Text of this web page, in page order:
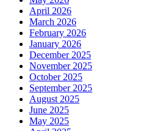
April 2026
March 2026
February 2026
January 2026
December 2025
November 2025
October 2025
September 2025
August 2025
June 2025
May 2025